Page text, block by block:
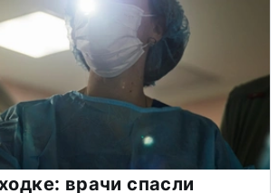
врачи спасли